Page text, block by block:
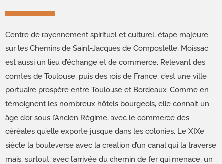
Cen­tre de ray­on­nement spir­ituel et cul­turel, étape majeure
sur les Chemins de Saint-Jacques de Com­postelle, Moissac
est aus­si un lieu d’échange et de com­merce. Rel­e­vant des
comtes de Toulouse, puis des rois de France, c’est une ville
por­tu­aire prospère entre Toulouse et Bor­deaux. Comme en
témoignent les nom­breux hôtels bour­geois, elle con­nait un
âge d’or sous l’Ancien Régime, avec le com­merce des
céréales qu’elle exporte jusque dans les colonies. Le XIXe
siè­cle la boule­verse avec la créa­tion d’un canal qui la tra­verse
mais, surtout, avec l’arrivée du chemin de fer qui men­ace, un